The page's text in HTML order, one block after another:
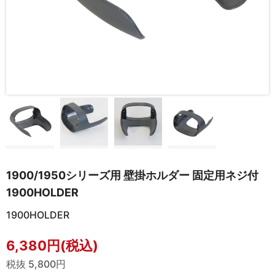
1900/1950シリーズ用 壁掛ホルダー 固定用ネジ付
1900HOLDER
1900HOLDER
6,380円(税込)
税抜 5,800円